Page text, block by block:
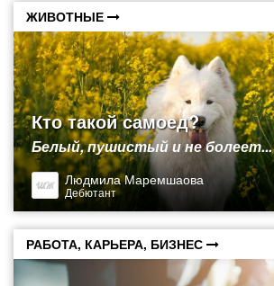
ЖИВОТНЫЕ
Кто такой самоед?
Белый, пушистый и не болеет...
Людмила Маремшаова
Дебютант
РАБОТА, КАРЬЕРА, БИЗНЕС